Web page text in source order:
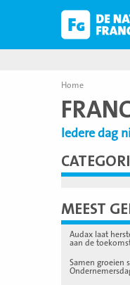
Home
Iedere dag
MEEST
Audax laat
aan de
Samen groeien